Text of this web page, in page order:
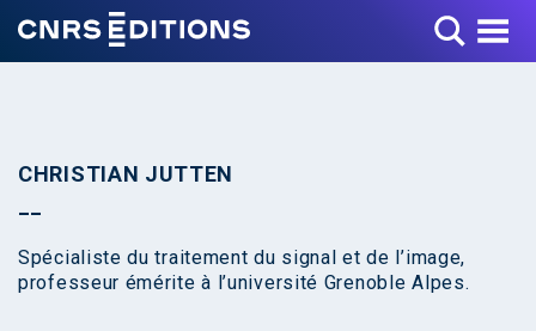
Toggle Menu
CHRISTIAN JUTTEN
Spécialiste du traitement du signal et de l’image,
professeur émérite à l’université Grenoble Alpes.